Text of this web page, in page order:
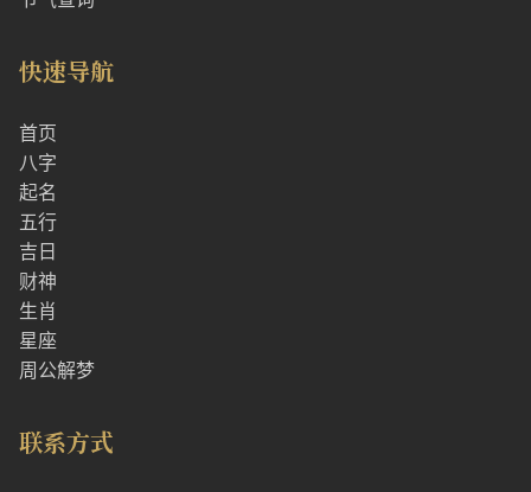
快速导航
首页
八字
起名
五行
吉日
财神
生肖
星座
周公解梦
联系方式